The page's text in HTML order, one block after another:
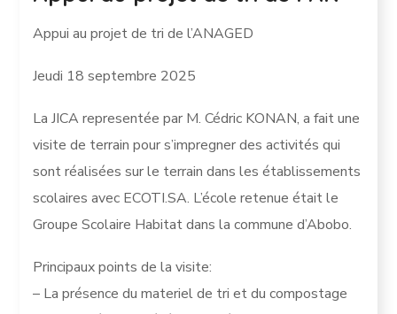
Appui au projet de tri de l’ANAGED
Jeudi 18 septembre 2025
La JICA representée par M. Cédric KONAN, a fait une
visite de terrain pour s’impregner des activités qui
sont réalisées sur le terrain dans les établissements
scolaires avec ECOTI.SA. L’école retenue était le
Groupe Scolaire Habitat dans la commune d’Abobo.
Principaux points de la visite:
– La présence du materiel de tri et du compostage